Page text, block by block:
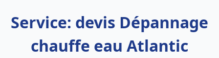
Service: devis Dépannage
chauffe eau Atlantic